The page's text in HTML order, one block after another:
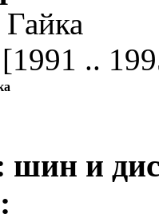
Гайка
[1991 ..
шин и